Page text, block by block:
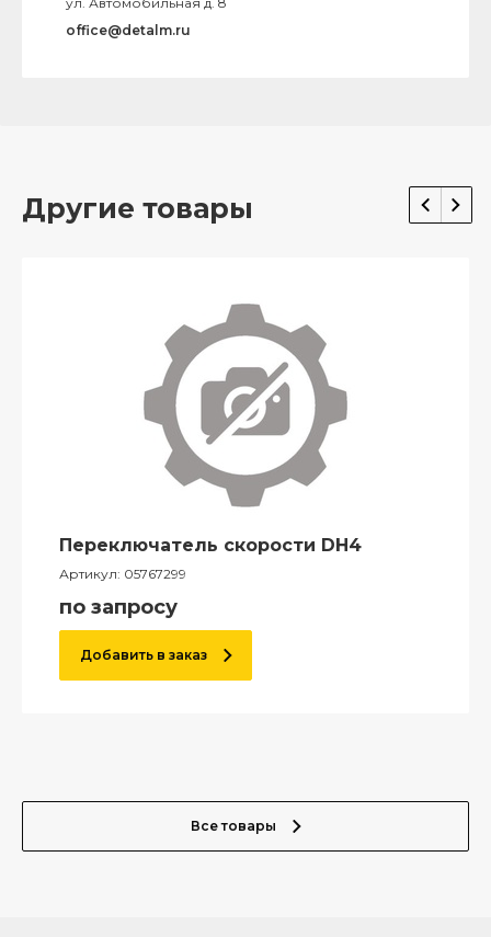
office@detalm.ru
Другие товары
Переключатель скорости DH4
Артикул: 05767299
по запросу
Добавить в заказ
Все товары